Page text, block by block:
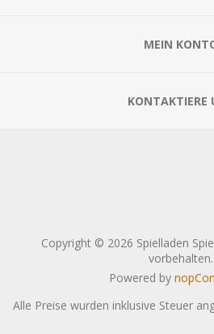
MEIN
KONTAKTIERE
Copyright © 2026 Spielladen
vorbehalten.
Powered by
Alle Preise wurden inklusive Steuer